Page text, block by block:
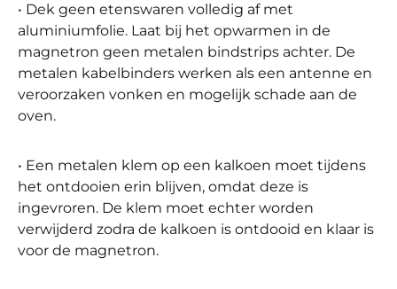
• Dek geen etenswaren volledig af met
aluminiumfolie. Laat bij het opwarmen in de
magnetron geen metalen bindstrips achter. De
metalen kabelbinders werken als een antenne en
veroorzaken vonken en mogelijk schade aan de
oven.
• Een metalen klem op een kalkoen moet tijdens
het ontdooien erin blijven, omdat deze is
ingevroren. De klem moet echter worden
verwijderd zodra de kalkoen is ontdooid en klaar is
voor de magnetron.